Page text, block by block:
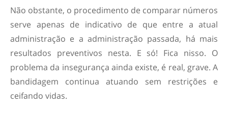
Não obstante, o procedimento de comparar números
serve apenas de indicativo de que entre a atual
administração e a administração passada, há mais
resultados preventivos nesta. E só! Fica nisso. O
problema da insegurança ainda existe, é real, grave. A
bandidagem continua atuando sem restrições e
ceifando vidas.